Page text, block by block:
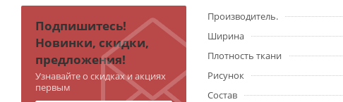
Производитель.
Ширина
Плотность ткани
Рисунок
Состав
Подпишитесь!
Новинки, скидки,
предложения!
Узнавайте о скидках и акциях
первым